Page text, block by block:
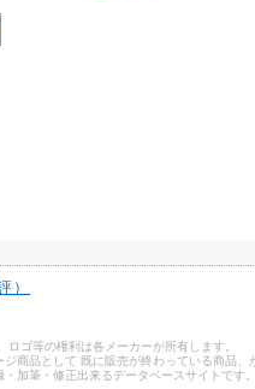
）
ゴ等の権利は各メーカーが所有します。
商品として 既に販売が終わっている商品
・加筆・修正出来るデータベースサイトで